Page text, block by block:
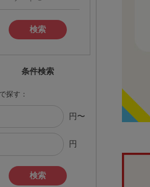
検索
条件検索
探す：
円〜
円
検索